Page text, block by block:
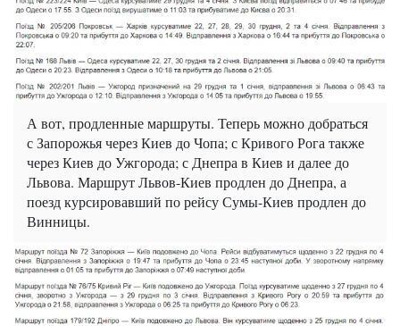
А вот, продленные маршруты. Теперь можно добраться
с Запорожья через Киев до Чопа; с Кривого Рога также
через Киев до Ужгорода; с Днепра в Киев и далее до
Львова. Маршрут Львов-Киев продлен до Днепра, а
поезд курсировавший по рейсу Сумы-Киев продлен до
Винницы.